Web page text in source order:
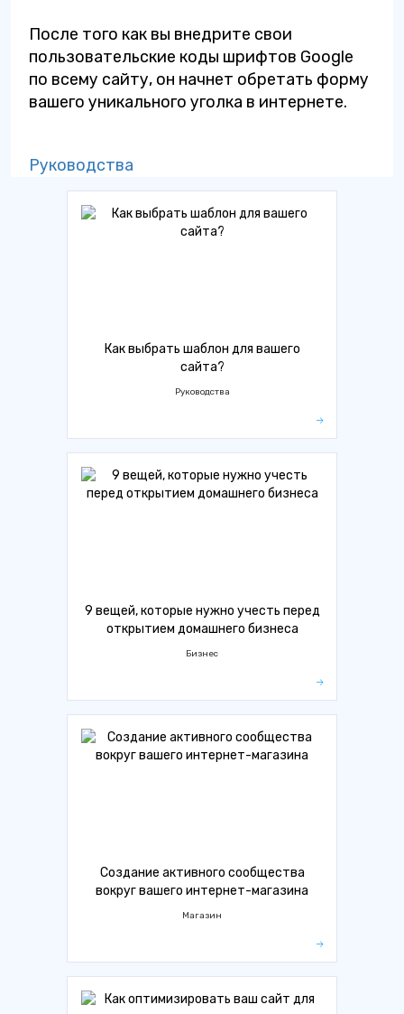
После того как вы внедрите свои
пользовательские коды шрифтов Google
по всему сайту, он начнет обретать форму
вашего уникального уголка в интернете.
Руководства
Как выбрать шаблон для вашего
сайта?
Руководства
9 вещей, которые нужно учесть перед
открытием домашнего бизнеса
Бизнес
Создание активного сообщества
вокруг вашего интернет-магазина
Магазин